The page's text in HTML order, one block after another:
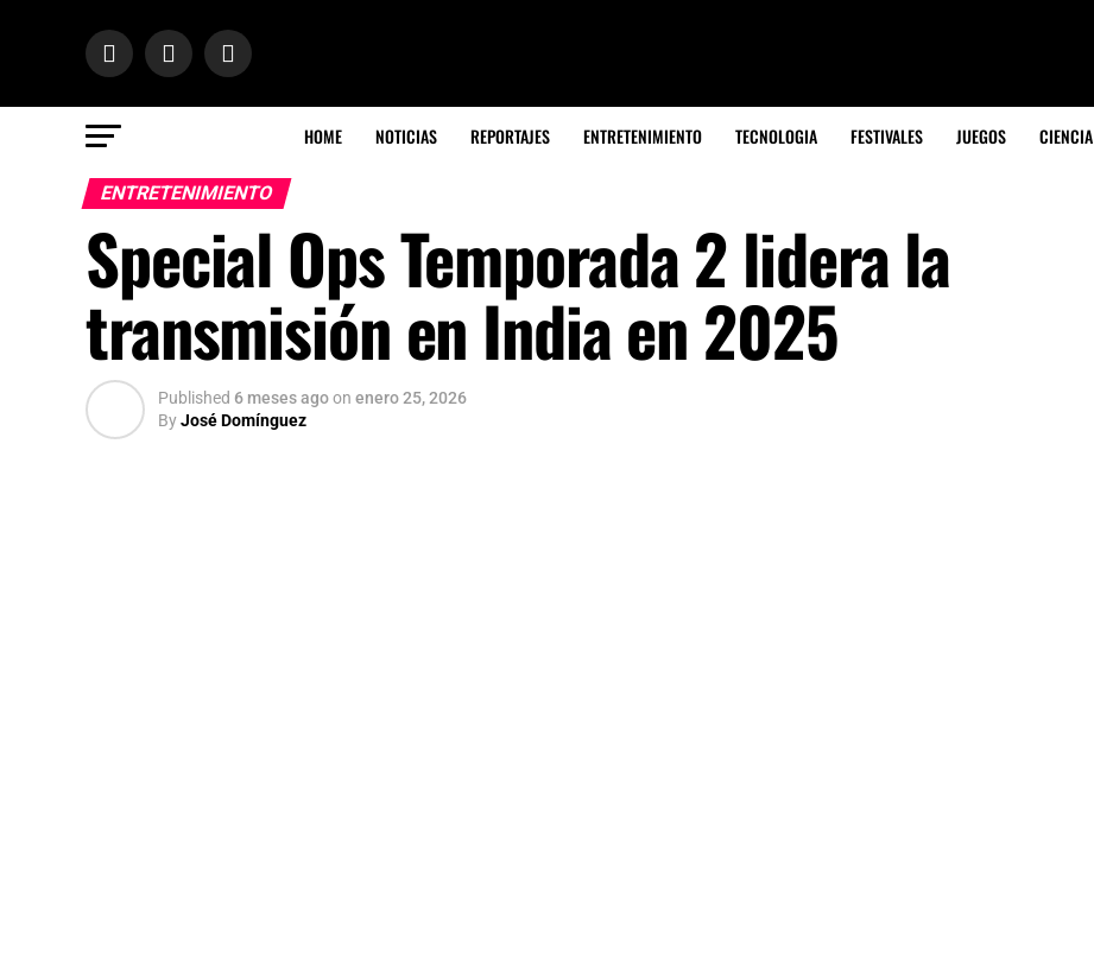
HOME NOTICIAS REPORTAJES ENTRETENIMIENTO TECNOLOGIA FESTIVALES JUEGOS CIENCIA
ENTRETENIMIENTO
Special Ops Temporada 2 lidera la
transmisión en India en 2025
Published 6 meses agoon enero 25, 2026
ByJosé Domínguez